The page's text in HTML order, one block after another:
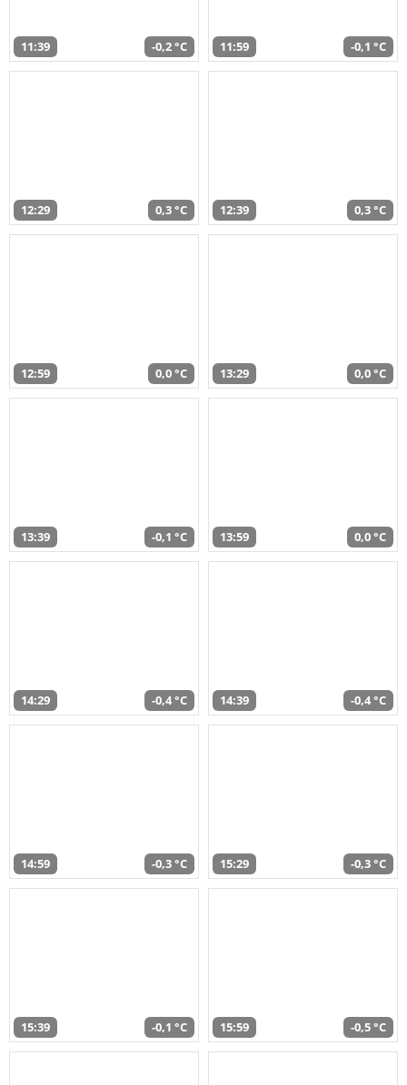
11:39 -0,2 °C 11:59 -0,1 °C
12:29 0,3 °C 12:39 0,3 °C
12:59 0,0 °C 13:29 0,0 °C
13:39 -0,1 °C 13:59 0,0 °C
14:29 -0,4 °C 14:39 -0,4 °C
14:59 -0,3 °C 15:29 -0,3 °C
15:39 -0,1 °C 15:59 -0,5 °C